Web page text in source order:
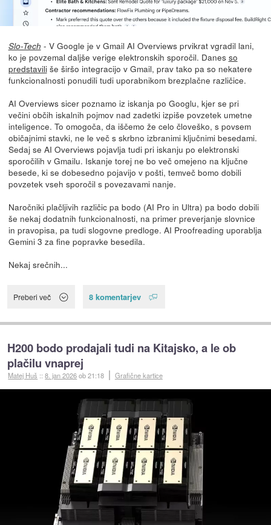
Slo-Tech - V Google je v Gmail AI Overviews prvikrat vgradil lani,
ko je povzemal daljše verige elektronskih sporočil. Danes so
predstaviliše širšo integracijo v Gmail, prav tako pa so nekatere
funkcionalnosti ponudili tudi uporabnikom brezplačne različice.
AI Overviews sicer poznamo iz iskanja po Googlu, kjer se pri
večini občih iskalnih pojmov nad zadetki izpiše povzetek umetne
inteligence. To omogoča, da iščemo že celo človeško, s povsem
običajnimi stavki, ne le več s skrbno izbranimi ključnimi besedami.
Sedaj se AI Overviews pojavlja tudi pri iskanju po elektronski
sporočilih v Gmailu. Iskanje torej ne bo več omejeno na ključne
besede, ki se dobesedno pojavijo v pošti, temveč bomo dobili
povzetek vseh sporočil s povezavami nanje.
Naročniki plačljivih različic pa bodo (AI Pro in Ultra) pa bodo dobili
še nekaj dodatnih funkcionalnosti, na primer preverjanje slovnice
in pravopisa, pa tudi slogovne predloge. AI Proofreading uporablja
Gemini 3 za fine popravke besedila.
Nekaj srečnih...
Preberi več 8 komentarjev
H200 bodo prodajali tudi na Kitajsko, a le ob
plačilu vnaprej
Matej Huš ::8. jan 2026ob 21:18 Grafične kartice